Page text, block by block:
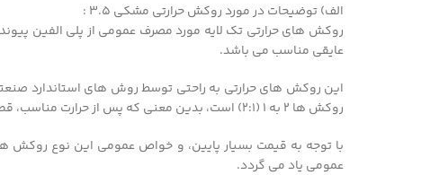
الف) توضیحات در مورد روکش حرارتی مشکی ۳.۵ :
روکش های حرارتی تک لایه مورد مصرف عمومی از پلی الفین
عایقی مناسب می باشد.
روکش ها ۲ به ۱ (۲:۱) است، بدین معنی که پس از حرارت مناسب، قطر روکش به نصف قطر اولیه کاهش می یابد.
با توجه به قیمت بسیار پایین، و خواص عمومی این نوع روکش
عمومی یاد می گردد.